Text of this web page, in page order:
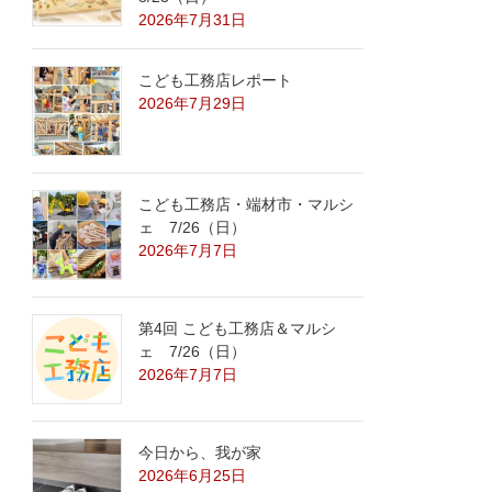
2026年7月31日
こども工務店レポート
2026年7月29日
こども工務店・端材市・マルシ
ェ 7/26（日）
2026年7月7日
第4回 こども工務店＆マルシ
ェ 7/26（日）
2026年7月7日
今日から、我が家
2026年6月25日